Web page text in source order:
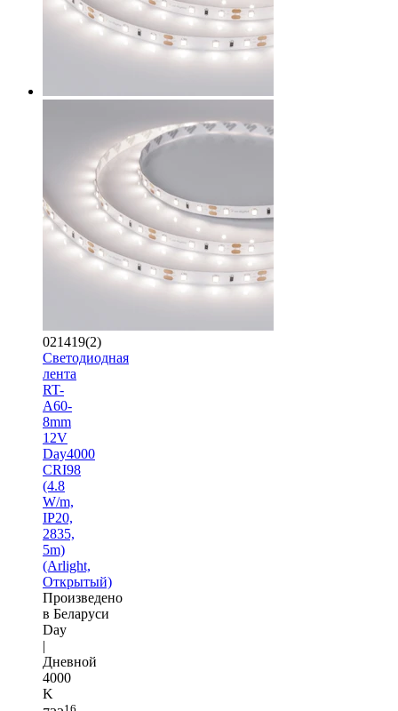
021419(2)
Светодиодная
лента
RT-
A60-
8mm
12V
Day4000
CRI98
(4.8
W/m,
IP20,
2835,
5m)
(Arlight,
Открытый)
Произведено
в Беларуси
Day
|
Дневной
4000
K